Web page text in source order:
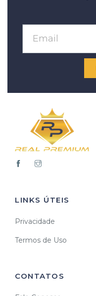
LINKS ÚTEIS
Privacidade
Termos de Uso
CONTATOS